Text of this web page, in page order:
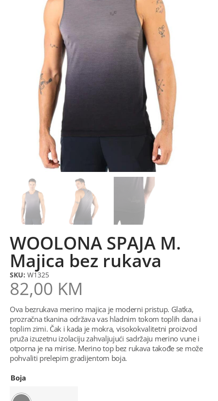
WOOLONA SPAJA M.
Majica bez rukava
SKU: W1325
82,00 KM
Ova bezrukava merino majica je moderni pristup. Glatka,
prozračna tkanina održava vas hladnim tokom toplih dana i
toplim zimi. Čak i kada je mokra, visokokvalitetni proizvod
pruža izuzetnu izolaciju zahvaljujući sadržaju merino vune i
otporna je na mirise. Merino top bez rukava takođe se može
pohvaliti prelepim gradijentom boja.
Boja